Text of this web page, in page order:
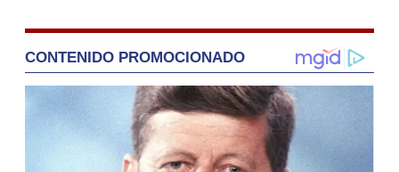
CONTENIDO PROMOCIONADO